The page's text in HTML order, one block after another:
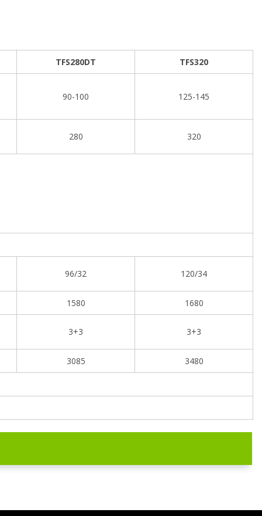
TFS280DT TFS320
90-100 125-145
280 320
96/32 120/34
1580 1680
3+3 3+3
3085 3480